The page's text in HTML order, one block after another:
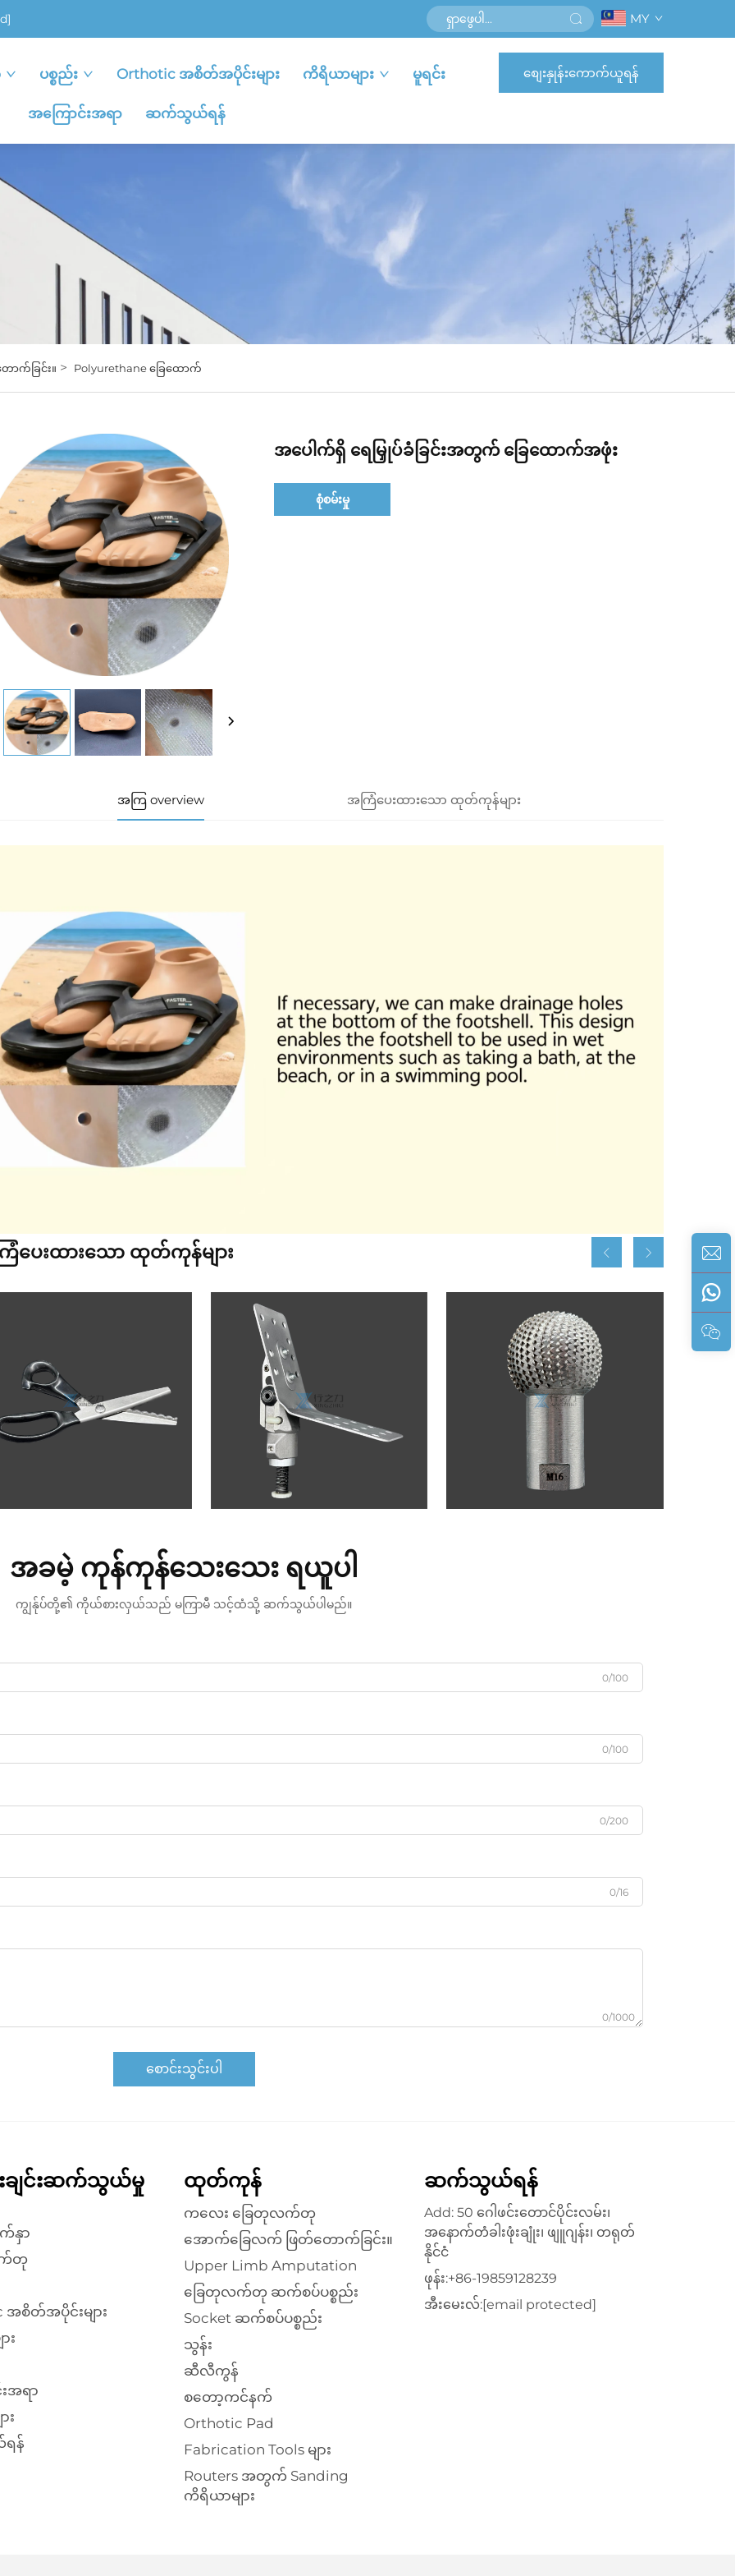
MY
ပစ္စည်း Orthotic အစိတ်အပိုင်းများ ကိရိယာများ မူရင်း
အကြောင်းအရာ ဆက်သွယ်ရန်
စျေးနှုန်းကောက်ယူရန်
ာက်ခြင်း။ > Polyurethane ခြေထောက်
အပေါက်ရှိ ရေမြှုပ်ခံခြင်းအတွက် ခြေထောက်အဖုံး
စုံစမ်းမှု
အကြ overview အကြံပေးထားသော ထုတ်ကုန်များ
ပေးထားသော ထုတ်ကုန်များ
အခမဲ့ ကုန်ကုန်သေးသေး ရယူပါ
ကျွန်ုပ်တို့၏ ကိုယ်စားလှယ်သည် မကြာမီ သင့်ထံသို့ ဆက်သွယ်ပါမည်။
0/100
0/100
0/200
0/16
0/1000
စောင်းသွင်းပါ
းချင်းဆက်သွယ်မှု
က်နှာ
က်တု
အစိတ်အပိုင်းများ
း
အရာ
း
န်
ထုတ်ကုန်
ကလေး ခြေတုလက်တု
အောက်ခြေလက် ဖြတ်တောက်ခြင်း။
Upper Limb Amputation
ခြေတုလက်တု ဆက်စပ်ပစ္စည်း
Socket ဆက်စပ်ပစ္စည်း
သွန်း
ဆီလီကွန်
စတော့ကင်နက်
Orthotic Pad
Fabrication Tools များ
Routers အတွက် Sanding
ကိရိယာများ
ဆက်သွယ်ရန်
Add: 50 ဂေါဖင်းတောင်ပိုင်းလမ်း၊
အနောက်တံခါးဖုံးချုံး၊ ဖျူဂျန်း၊ တရုတ်
နိုင်ငံ
ဖုန်း:+86-19859128239
အီးမေးလ်:[email protected]